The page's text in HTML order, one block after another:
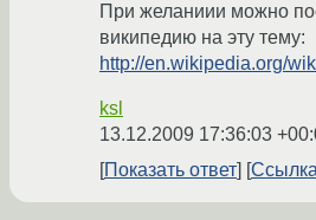
При желаниии можно
википедию на эту тему:
http://en.wikipedia.org/
ksl
13.12.2009 17:36:03
Показать ответ